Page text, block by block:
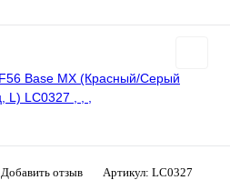
Добавить отзыв Артикул: LC0327